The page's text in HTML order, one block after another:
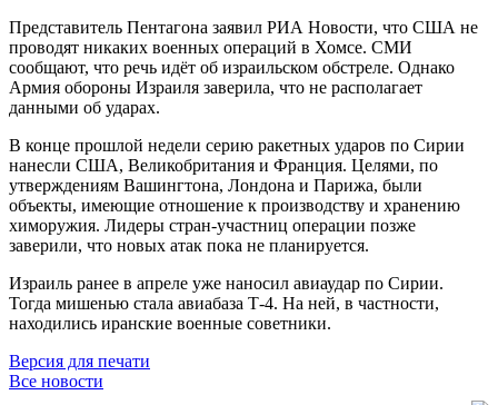
Представитель Пентагона заявил РИА Новости, что США не
проводят никаких военных операций в Хомсе. СМИ
сообщают, что речь идёт об израильском обстреле. Однако
Армия обороны Израиля заверила, что не располагает
данными об ударах.
В конце прошлой недели серию ракетных ударов по Сирии
нанесли США, Великобритания и Франция. Целями, по
утверждениям Вашингтона, Лондона и Парижа, были
объекты, имеющие отношение к производству и хранению
химоружия. Лидеры стран-участниц операции позже
заверили, что новых атак пока не планируется.
Израиль ранее в апреле уже наносил авиаудар по Сирии.
Тогда мишенью стала авиабаза Т-4. На ней, в частности,
находились иранские военные советники.
Версия для печати
Все новости